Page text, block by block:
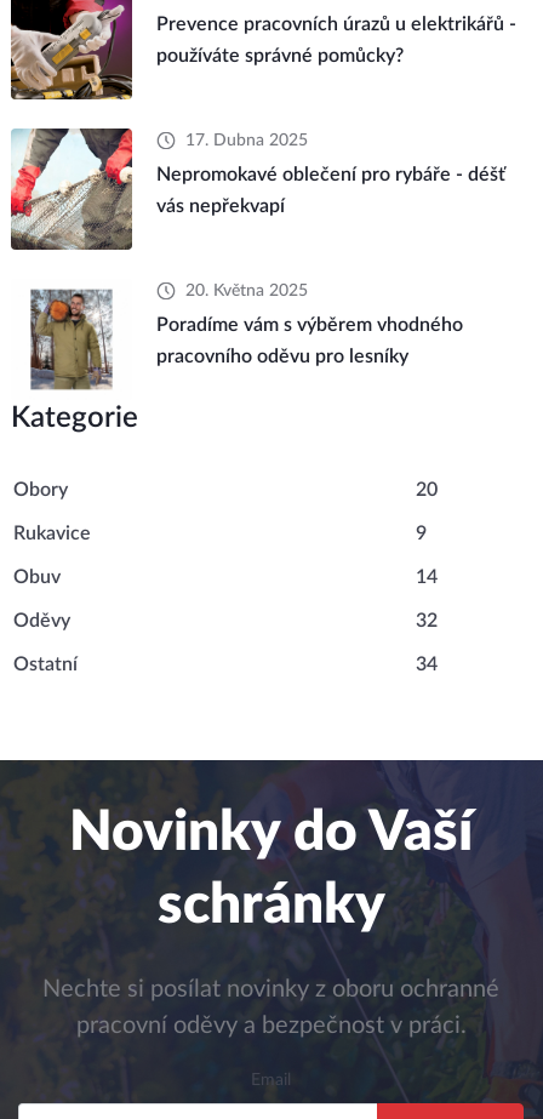
Prevence pracovních úrazů u elektrikářů -
používáte správné pomůcky?
17. Dubna 2025
Nepromokavé oblečení pro rybáře - déšť
vás nepřekvapí
20. Května 2025
Poradíme vám s výběrem vhodného
pracovního oděvu pro lesníky
Kategorie
Obory 20
Rukavice 9
Obuv 14
Oděvy 32
Ostatní 34
Novinky do Vaší
schránky
Nechte si posílat novinky z oboru ochranné
pracovní oděvy a bezpečnost v práci.
Email